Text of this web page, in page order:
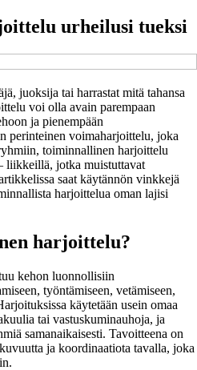
urheilusi tueksi
juoksija tai harrastat mitä tahansa
voi olla avain parempaan
ja pienempään
perinteinen voimaharjoittelu, joka
toiminnallinen harjoittelu
liikkeillä, jotka muistuttavat
saat käytännön vinkkejä
harjoittelua oman lajisi
harjoittelu?
kehon luonnollisiin
työntämiseen, vetämiseen,
käytetään usein omaa
tai vastuskuminauhoja, ja
samanaikaisesti. Tavoitteena on
ja koordinaatiota tavalla, joka